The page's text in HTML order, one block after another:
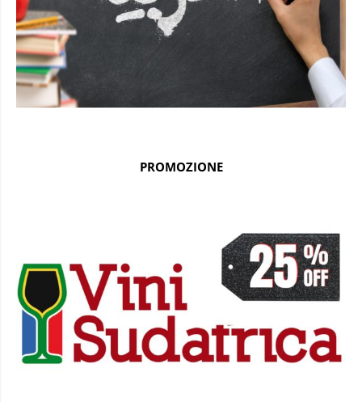
PROMOZIONE